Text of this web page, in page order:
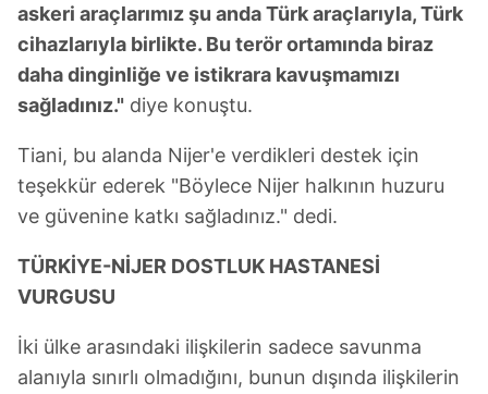
askeri araçlarımız şu anda Türk araçlarıyla, Türk
cihazlarıyla birlikte. Bu terör ortamında biraz
daha dinginliğe ve istikrara kavuşmamızı
sağladınız." diye konuştu.
Tiani, bu alanda Nijer'e verdikleri destek için
teşekkür ederek "Böylece Nijer halkının huzuru
ve güvenine katkı sağladınız." dedi.
TÜRKİYE-NİJER DOSTLUK HASTANESİ
VURGUSU
İki ülke arasındaki ilişkilerin sadece savunma
alanıyla sınırlı olmadığını, bunun dışında ilişkilerin